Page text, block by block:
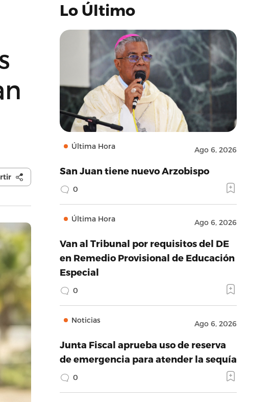
Lo Último
Última Hora Ago 6, 2026
San Juan tiene nuevo Arzobispo
0
Última Hora Ago 6, 2026
Van al Tribunal por requisitos del DE
en Remedio Provisional de Educación
Especial
0
Noticias Ago 6, 2026
Junta Fiscal aprueba uso de reserva
de emergencia para atender la sequía
0